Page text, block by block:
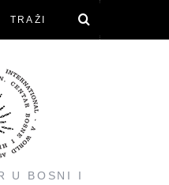
U BOSNI I